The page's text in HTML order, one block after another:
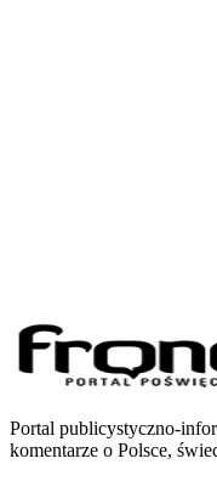
Portal publicystyczno-
komentarze o Polsce,